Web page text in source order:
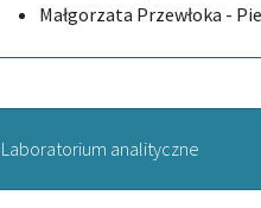
Małgorzata Przewłoka -
Laboratorium analityczne